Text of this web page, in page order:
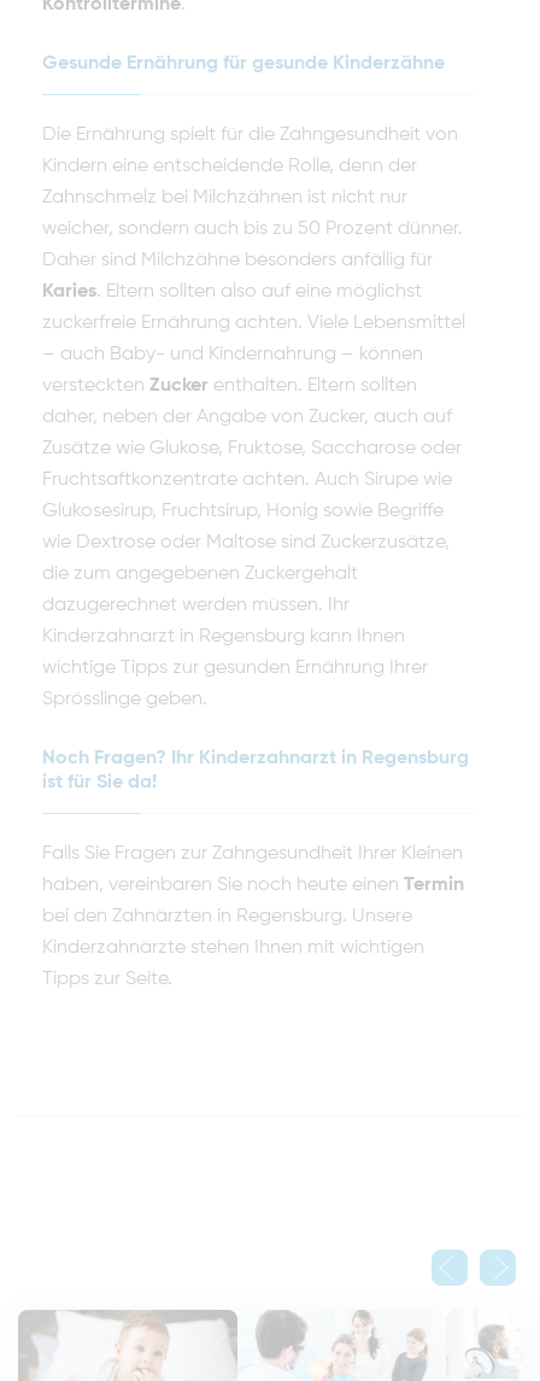
Kontrolltermine.
Gesunde Ernährung für gesunde Kinderzähne
Die Ernährung spielt für die Zahngesundheit von
Kindern eine entscheidende Rolle, denn der
Zahnschmelz bei Milchzähnen ist nicht nur
weicher, sondern auch bis zu 50 Prozent dünner.
Daher sind Milchzähne besonders anfällig für
Karies. Eltern sollten also auf eine möglichst
zuckerfreie Ernährung achten. Viele Lebensmittel
– auch Baby- und Kindernahrung – können
versteckten Zucker enthalten. Eltern sollten
daher, neben der Angabe von Zucker, auch auf
Zusätze wie Glukose, Fruktose, Saccharose oder
Fruchtsaftkonzentrate achten. Auch Sirupe wie
Glukosesirup, Fruchtsirup, Honig sowie Begriffe
wie Dextrose oder Maltose sind Zuckerzusätze,
die zum angegebenen Zuckergehalt
dazugerechnet werden müssen. Ihr
Kinderzahnarzt in Regensburg kann Ihnen
wichtige Tipps zur gesunden Ernährung Ihrer
Sprösslinge geben.
Noch Fragen? Ihr Kinderzahnarzt in Regensburg
ist für Sie da!
Falls Sie Fragen zur Zahngesundheit Ihrer Kleinen
haben, vereinbaren Sie noch heute einen Termin
bei den Zahnärzten in Regensburg. Unsere
Kinderzahnärzte stehen Ihnen mit wichtigen
Tipps zur Seite.